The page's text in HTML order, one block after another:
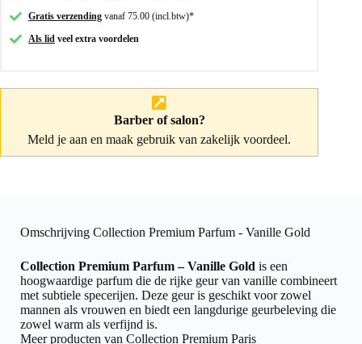
Gratis verzending vanaf 75.00 (incl.btw)*
Als lid veel extra voordelen
Barber of salon?
Meld je aan en maak gebruik van zakelijk voordeel.
Omschrijving Collection Premium Parfum - Vanille Gold
Collection Premium Parfum – Vanille Gold is een
hoogwaardige parfum die de rijke geur van vanille combineert
met subtiele specerijen. Deze geur is geschikt voor zowel
mannen als vrouwen en biedt een langdurige geurbeleving die
zowel warm als verfijnd is.
Meer producten van Collection Premium Paris